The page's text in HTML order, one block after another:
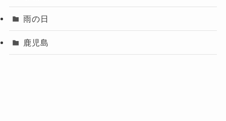
雨の日
鹿児島